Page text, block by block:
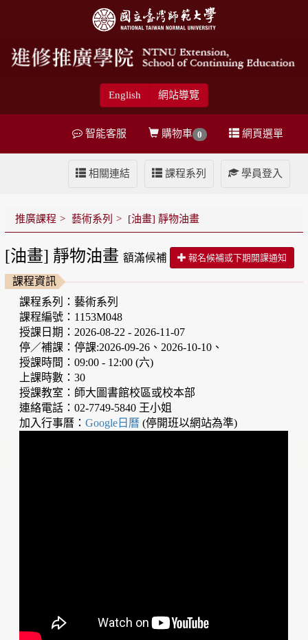
English 網站導覽
網頁選單
購物車 0
智能客服
學員登入
課程系列
相關連結
推廣課程 藝術系列 [油畫] 靜物油畫
[油畫] 靜物油畫 額滿候補 報名候補或下期開課通知
課程資訊
課程系列：藝術系列
課程編號：1153M048
授課日期：2026-08-22 - 2026-11-07
停／補課：停課:2026-09-26、2026-10-10、
授課時間：09:00 - 12:00 (六)
上課時數：30
授課教室：師大圖書館校區或校本部
連絡電話：02-7749-5840 王小姐
加入行事曆：Google日曆(停開班以網站為準)